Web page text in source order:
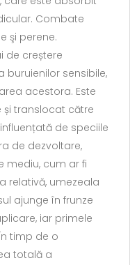
Combate
şi perene.
de creștere
sensibile,
acestora. Este
și translocat către
de speciile
de dezvoltare,
mediu, cum ar fi
relativă, umezeala
ajunge în frunze
iar primele
timp de o
totală a